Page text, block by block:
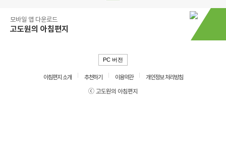
모바일 앱 다운로드
고도원의 아침편지
PC 버전
아침편지 소개 추천하기 이용약관
개인정보 처리방침
ⓒ 고도원의 아침편지